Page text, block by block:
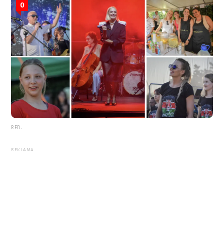
0
RED.
REKLAMA